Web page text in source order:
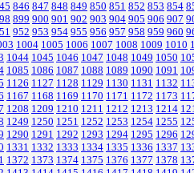
846 847 848 849 850 851 852 853 854
899 900 901 902 903 904 905 906 907
952 953 954 955 956 957 958 959 960
1004 1005 1006 1007 1008 1009 1010
1044 1045 1046 1047 1048 1049 1050
1085 1086 1087 1088 1089 1090 1091
1126 1127 1128 1129 1130 1131 1132
1167 1168 1169 1170 1171 1172 1173
1208 1209 1210 1211 1212 1213 1214
1249 1250 1251 1252 1253 1254 1255
1290 1291 1292 1293 1294 1295 1296
1331 1332 1333 1334 1335 1336 1337
1372 1373 1374 1375 1376 1377 1378